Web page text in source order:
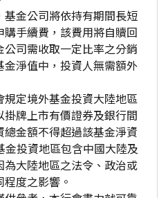
金公司將依持有期間長短
手續費，該費用將自贖回
司需收取一定比率之分銷
淨值中，投資人無需額外
定境外基金投資大陸地區
牌上市有價證券及銀行間
金額不得超過該基金淨資
投資地區包含中國大陸及
大陸地區之法令、政治或
度之影響。